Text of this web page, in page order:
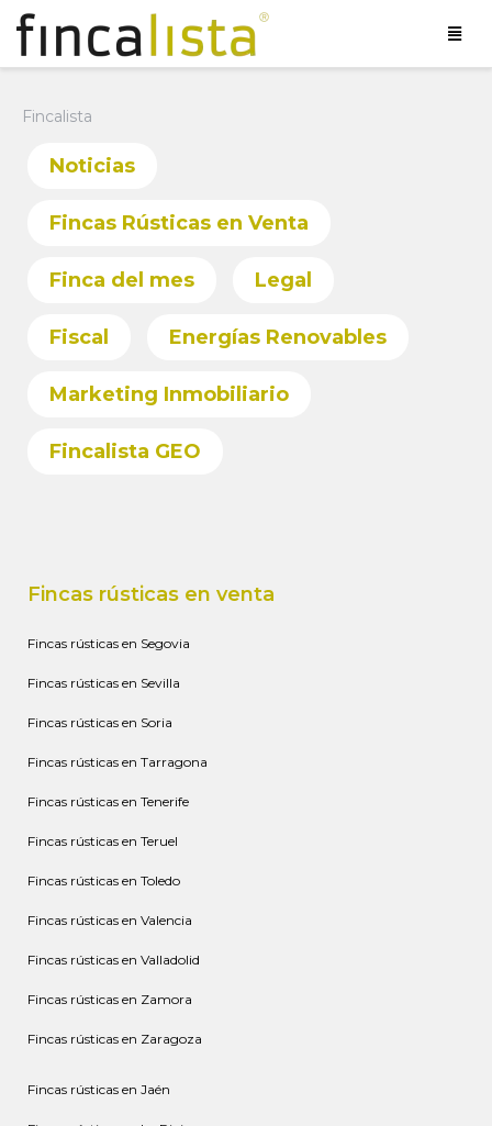
Fincalista
Noticias
Fincas Rústicas en Venta
Finca del mes Legal
Fiscal Energías Renovables
Marketing Inmobiliario
Fincalista GEO
Fincas rústicas en venta
Fincas rústicas en Jaén
Fincas rústicas en Segovia
Fincas rústicas en Sevilla
Fincas rústicas en Soria
Fincas rústicas en Tarragona
Fincas rústicas en Tenerife
Fincas rústicas en Teruel
Fincas rústicas en Toledo
Fincas rústicas en Valencia
Fincas rústicas en Valladolid
Fincas rústicas en Zamora
Fincas rústicas en Zaragoza